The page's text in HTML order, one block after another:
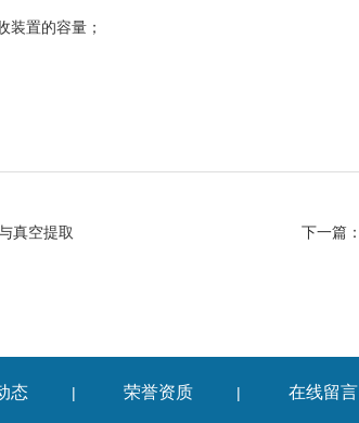
装置的容量；
下一篇：
真空提取
态 | 荣誉资质 | 在线留言